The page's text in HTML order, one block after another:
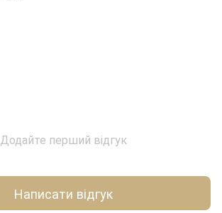
Додайте перший відгук
Написати відгук